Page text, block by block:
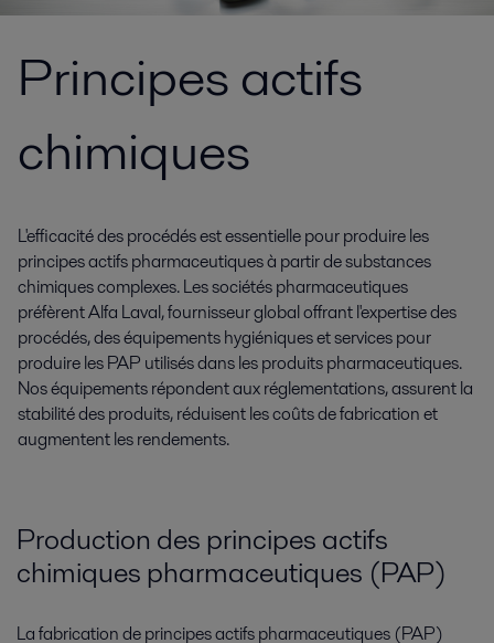
Principes actifs
chimiques
L'efficacité des procédés est essentielle pour produire les
principes actifs pharmaceutiques à partir de substances
chimiques complexes. Les sociétés pharmaceutiques
préfèrent Alfa Laval, fournisseur global offrant l'expertise des
procédés, des équipements hygiéniques et services pour
produire les PAP utilisés dans les produits pharmaceutiques.
Nos équipements répondent aux réglementations, assurent la
stabilité des produits, réduisent les coûts de fabrication et
augmentent les rendements.
Production des principes actifs
chimiques pharmaceutiques (PAP)
La fabrication de principes actifs pharmaceutiques (PAP)